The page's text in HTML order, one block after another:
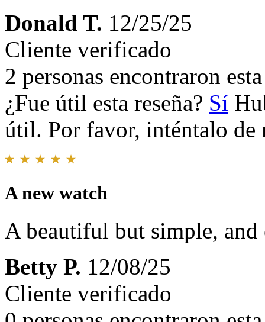
Donald T. 12/25/25
Cliente verificado
2 personas encontraron
¿Fue útil esta reseña? Sí
útil. Por favor, inténtalo de
A new watch
A beautiful but simple, and
Betty P. 12/08/25
Cliente verificado